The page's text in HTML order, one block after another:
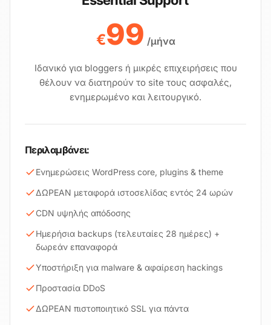
€99 /μήνα
Ιδανικό για bloggers ή μικρές επιχειρήσεις που
θέλουν να διατηρούν το site τους ασφαλές,
ενημερωμένο και λειτουργικό.
Περιλαμβάνει:
Ενημερώσεις WordPress core, plugins & theme
ΔΩΡΕΑΝ μεταφορά ιστοσελίδας εντός 24 ωρών
CDN υψηλής απόδοσης
Ημερήσια backups (τελευταίες 28 ημέρες) +
δωρεάν επαναφορά
Υποστήριξη για malware & αφαίρεση hackings
Προστασία DDoS
ΔΩΡΕΑΝ πιστοποιητικό SSL για πάντα